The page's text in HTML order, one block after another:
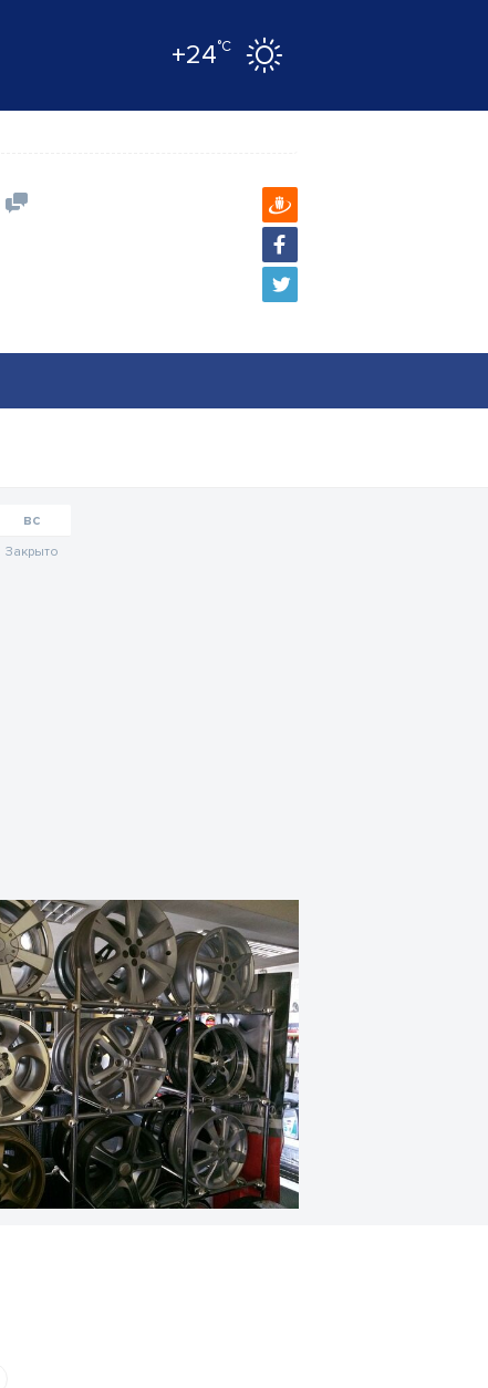
+24°C
вс
Закрыто